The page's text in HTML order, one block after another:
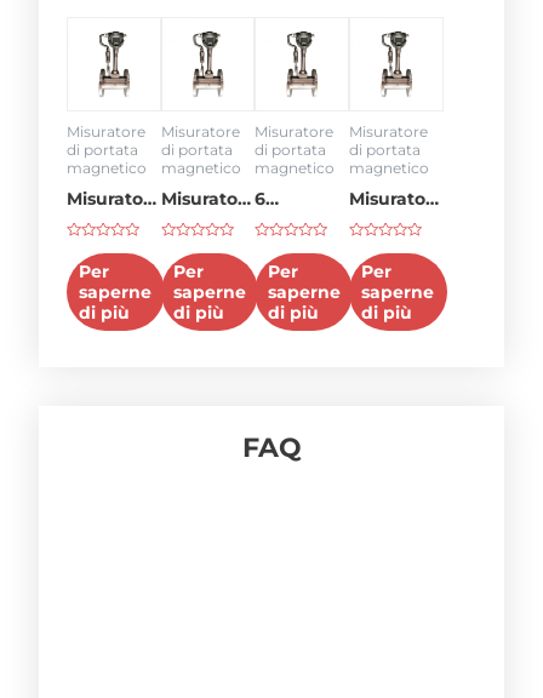
Misuratore
di portata
magnetico
Misuratore
di portata
da 50
gpm
su
5
Per
saperne
di più
Misuratore
di portata
magnetico
Misuratore
di portata
da 8
pollici
suPer
saperne
di più
Misuratore
di portata
magnetico
6
misuratore
di portata
suPer
saperne
di più
Misuratore
di portata
magnetico
Misuratore
di portata
da 2
pollici
suPer
saperne
di più
FAQ